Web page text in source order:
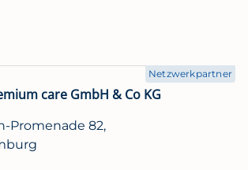
care GmbH & Co KG
Netzwerkpartner
Promenade 82,